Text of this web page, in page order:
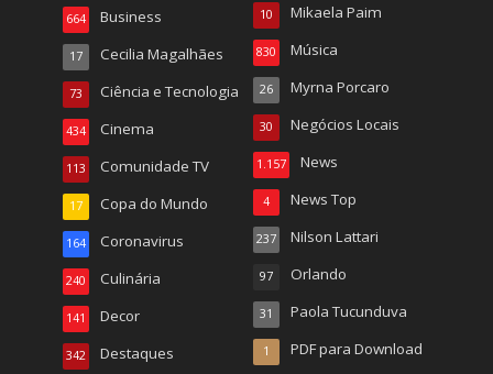
Business
664
Cecilia Magalhães
17
Ciência e Tecnologia
73
Cinema
434
Comunidade TV
113
Copa do Mundo
17
Coronavirus
164
Culinária
240
Decor
141
Destaques
342
Mikaela Paim
10
Música
830
Myrna Porcaro
26
Negócios Locais
30
News
1.157
News Top
4
Nilson Lattari
237
Orlando
97
Paola Tucunduva
31
PDF para Download
1